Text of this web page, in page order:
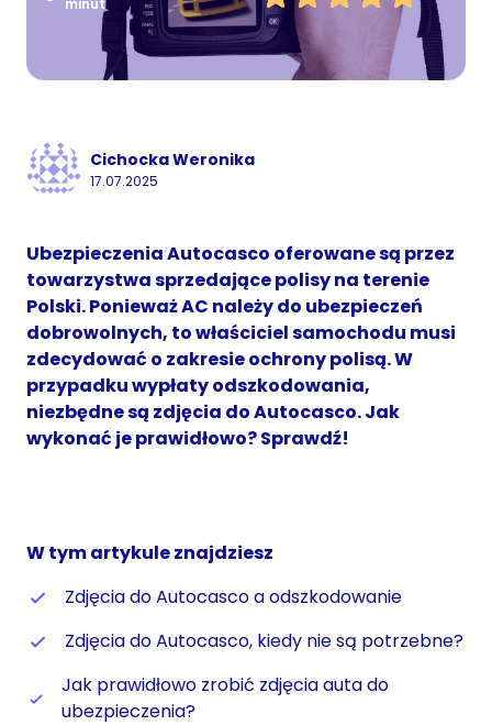
minut
Cichocka Weronika
17.07.2025
Ubezpieczenia Autocasco oferowane są przez
towarzystwa sprzedające polisy na terenie
Polski. Ponieważ AC należy do ubezpieczeń
dobrowolnych, to właściciel samochodu musi
zdecydować o zakresie ochrony polisą. W
przypadku wypłaty odszkodowania,
niezbędne są zdjęcia do Autocasco. Jak
wykonać je prawidłowo? Sprawdź!
W tym artykule znajdziesz
Zdjęcia do Autocasco a odszkodowanie
Zdjęcia do Autocasco, kiedy nie są potrzebne?
Jak prawidłowo zrobić zdjęcia auta do
ubezpieczenia?